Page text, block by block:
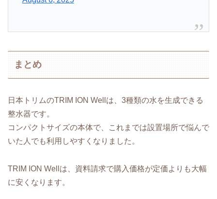
まとめ
日本トリムのTRIM ION Wellは、3種類の水を生成できる
整水器です。
コンパクトサイズの本体で、これまでは設置場所で悩んで
いた人でも利用しやすくなりました。
TRIM ION Wellは、資料請求で購入価格が定価よりも大幅
に安くなります。